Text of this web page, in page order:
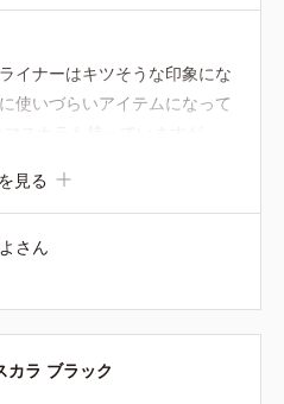
イナーはキツそうな印象にな
使いづらいアイテムになって
。 数本ずつ、まとめ買いをし
が、徐々にノリが悪くなって
ングかなという感じがあり、
！と思って見たら、ブラック
り。。。 マスカラは、ホント
もちょうど良くて、オルビス
らも使い続けると決めている
見る
さん
カラ ブラック